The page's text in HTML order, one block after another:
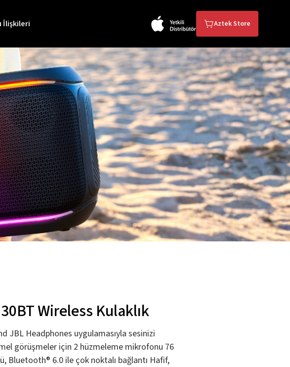
İlişkileri Aztek Store
Wireless Kulaklık
JBL Headphones uygulamasıyla sesinizi
görüşmeler için 2 hüzmeleme mikrofonu 76
Bluetooth® 6.0 ile çok noktalı bağlantı Hafif,